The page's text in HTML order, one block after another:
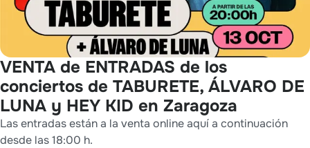
VENTA de ENTRADAS de los
conciertos de TABURETE, ÁLVARO DE
LUNA y HEY KID en Zaragoza
Las entradas están a la venta online aquí a continuación
desde las 18:00 h.